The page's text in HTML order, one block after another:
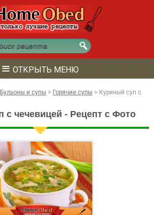
≡ ОТКРЫТЬ МЕНЮ
Бульоны и супы > Горячие супы > Куриный суп с
с чечевицей - Рецепт с Фото